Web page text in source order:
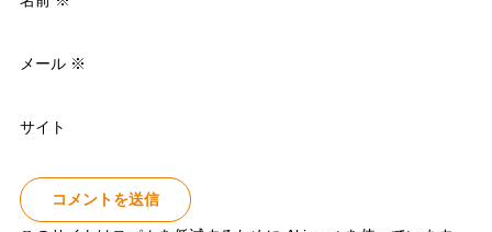
メール ※
サイト